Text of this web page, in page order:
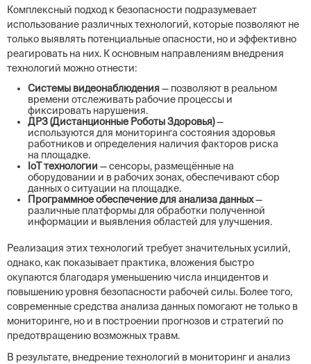
Комплексный подход к безопасности подразумевает
использование различных технологий, которые позволяют не
только выявлять потенциальные опасности, но и эффективно
реагировать на них. К основным направлениям внедрения
технологий можно отнести:
Системы видеонаблюдения— позволяют в реальном
времени отслеживать рабочие процессы и
фиксировать нарушения.
ДРЗ (Дистанционные Роботы Здоровья)—
используются для мониторинга состояния здоровья
работников и определения наличия факторов риска
на площадке.
IoT технологии — сенсоры, размещённые на
оборудовании и в рабочих зонах, обеспечивают сбор
данных о ситуации на площадке.
Программное обеспечение для анализа данных—
различные платформы для обработки полученной
информации и выявления областей для улучшения.
Реализация этих технологий требует значительных усилий,
однако, как показывает практика, вложения быстро
окупаются благодаря уменьшению числа инцидентов и
повышению уровня безопасности рабочей силы. Более того,
современные средства анализа данных помогают не только в
мониторинге, но и в построении прогнозов и стратегий по
предотвращению возможных травм.
В результате, внедрение технологий в мониторинг и анализ